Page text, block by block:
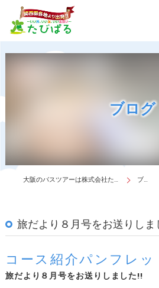
ブログ
大阪のバスツアーは株式会社たびぱる ブログ
旅だより８月号をお送りしま
旅だより８月号をお送りしました!!
コース紹介パンフレッ